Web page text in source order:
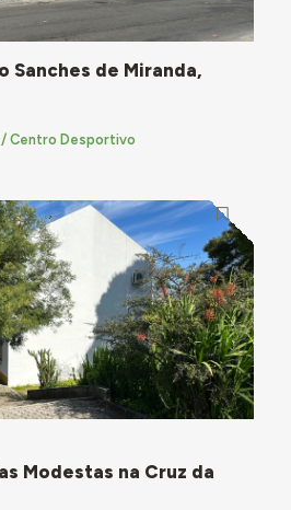
Sanches de Miranda,
Centro Desportivo
Modestas na Cruz da